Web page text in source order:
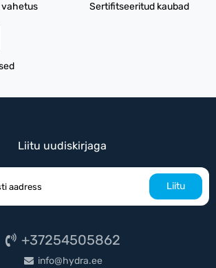
vahetus Sertifitseeritud kaubad
Liitu uudiskirjaga
Liitu
+37254505862
info@hydra.ee